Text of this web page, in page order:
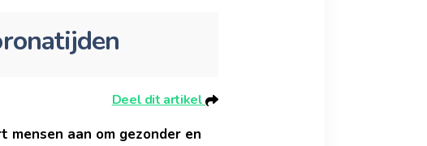
Deel dit artikel
aan om gezonder en